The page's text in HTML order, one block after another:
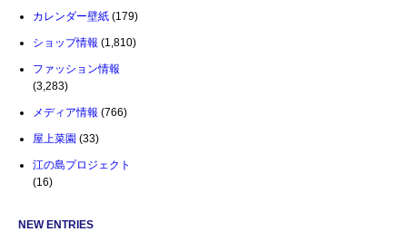
カレンダー壁紙 (179)
ショップ情報 (1,810)
ファッション情報
(3,283)
メディア情報 (766)
屋上菜園 (33)
江の島プロジェクト
(16)
NEW ENTRIES